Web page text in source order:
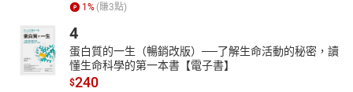
1 % (賺3點)
4
蛋白質的一生（暢銷改版）──了解生命活動的秘密，讀
懂生命科學的第一本書【電子書】
$240